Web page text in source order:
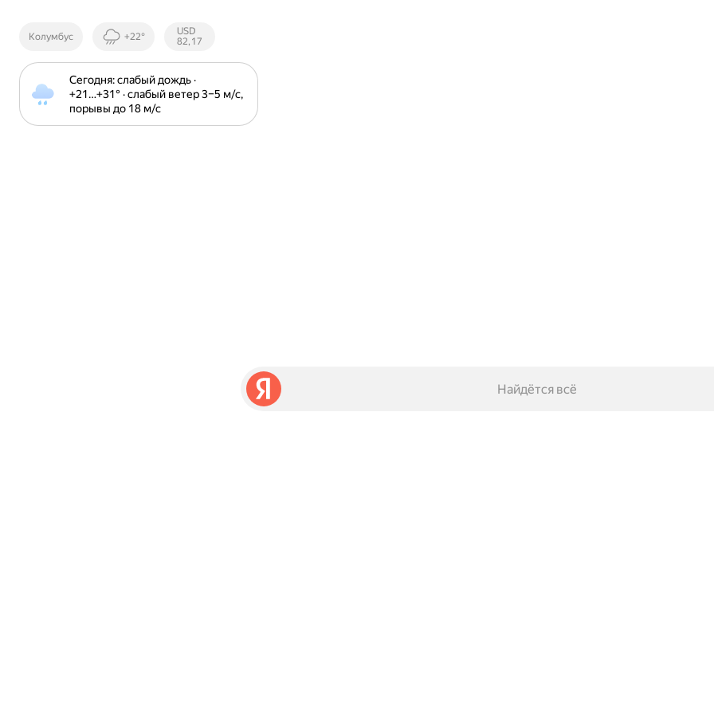
Колумбус +22°
Курсы ЦБ
РФ
USD
82,17
Сегодня: слабый дождь ·
+21⁠…⁠+31⁠° · слабый ветер 3⁠–⁠5 м⁠/⁠с,
порывы до 18 м⁠/⁠с